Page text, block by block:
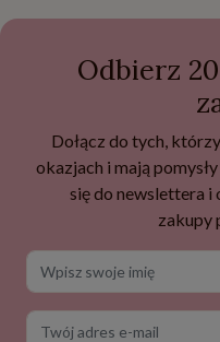
Odbierz
Dołącz do tych,
okazjach i mają
się do newslettera
zakupy